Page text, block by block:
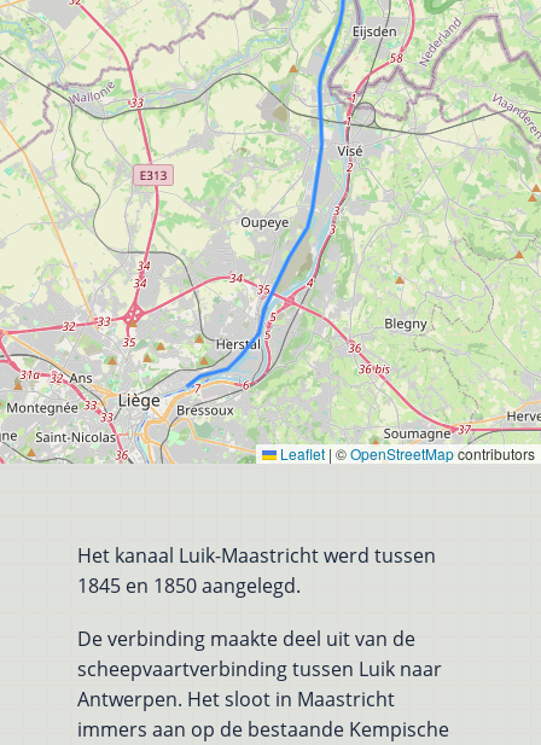
Leaflet | ©OpenStreetMapcontributors
Het kanaal Luik-Maastricht werd tussen
1845 en 1850 aangelegd.
De verbinding maakte deel uit van de
scheepvaartverbinding tussen Luik naar
Antwerpen. Het sloot in Maastricht
immers aan op de bestaande Kempische